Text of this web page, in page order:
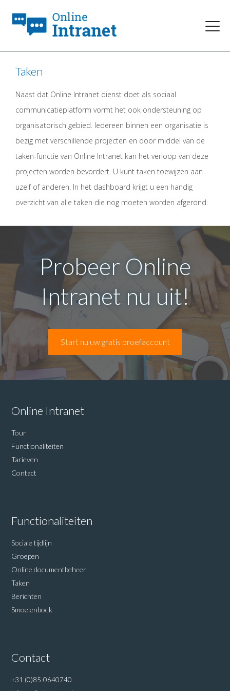
Taken
Naast dat Online Intranet dienst doet als sociaal
communicatieplatform vormt het ook ondersteuning op
organisatorisch gebied. Iedereen binnen een organisatie is
bezig met verschillende projecten en door middel van de
taken-functie van Online Intranet kan het verloop van deze
projecten worden bevordert. U kunt taken toewijzen aan
uzelf of anderen. In het dashboard krijgt u een handig
overzicht van alle taken die nog moeten worden afgerond.
Probeer Online
Intranet nu uit!
Start nu uw gratis proefaccount
Online Intranet
Tour
Functionaliteiten
Tarieven
Contact
Functionaliteiten
Sociale tijdlijn
Groepen
Online documentbeheer
Taken
Berichten
Smoelenboek
Contact
+31 (0)85-0640740